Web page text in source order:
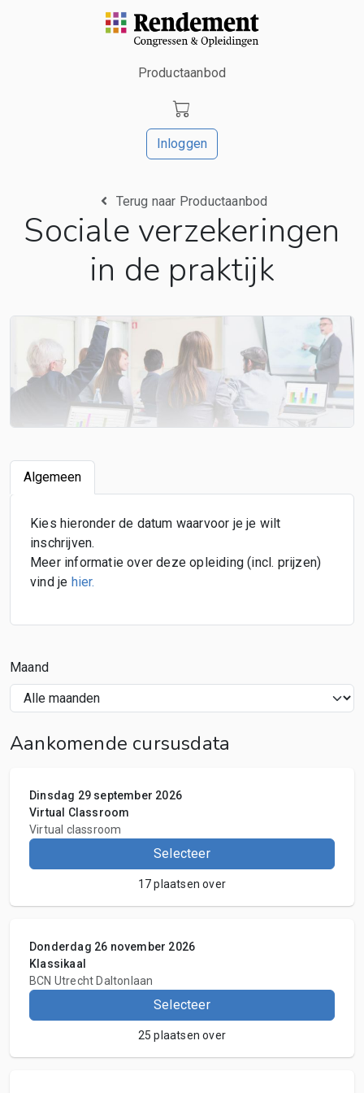
Productaanbod
Inloggen
Terug naar Productaanbod
Sociale verzekeringen
in de praktijk
Algemeen
Kies hieronder de datum waarvoor je je wilt
inschrijven.
Meer informatie over deze opleiding (incl. prijzen)
vind je hier.
Maand
Aankomende cursusdata
Dinsdag 29 september 2026
Virtual Classroom
Virtual classroom
Selecteer
17 plaatsen over
Donderdag 26 november 2026
Klassikaal
BCN Utrecht Daltonlaan
Selecteer
25 plaatsen over